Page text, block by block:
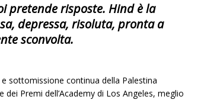
pretende risposte. Hind è la
depressa, risoluta, pronta a
sconvolta.
sottomissione continua della Palestina
Premi dell’Academy di Los Angeles, meglio